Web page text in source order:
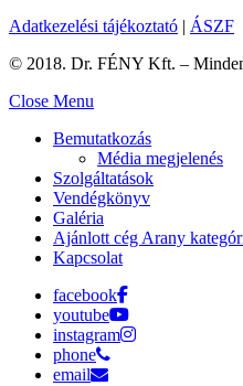
Adatkezelési tájékoztató | ÁSZF
© 2018. Dr. FÉNY Kft. –
Close Menu
Bemutatkozás
Média megjelenés
Szolgáltatások
Vendégkönyv
Galéria
Ajánlott cég Arany
Kapcsolat
facebook
youtube
instagram
phone
email